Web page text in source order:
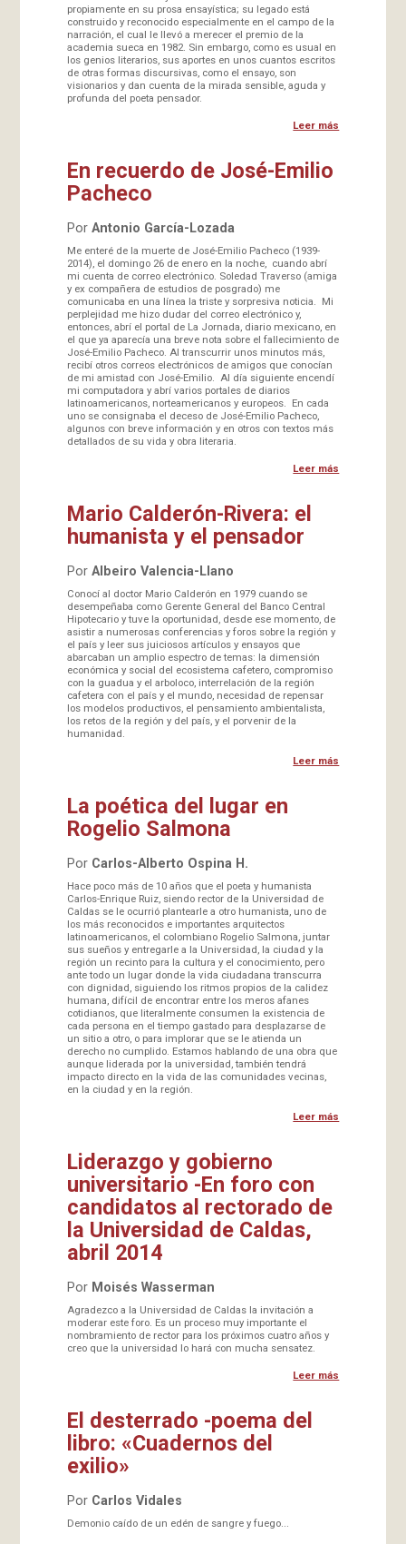
propiamente en su prosa ensayística; su legado está
construido y reconocido especialmente en el campo de la
narración, el cual le llevó a merecer el premio de la
academia sueca en 1982. Sin embargo, como es usual en
los genios literarios, sus aportes en unos cuantos escritos
de otras formas discursivas, como el ensayo, son
visionarios y dan cuenta de la mirada sensible, aguda y
profunda del poeta pensador.
Leer más
En recuerdo de José-Emilio
Pacheco
Por Antonio García-Lozada
Me enteré de la muerte de José-Emilio Pacheco (1939-
2014), el domingo 26 de enero en la noche, cuando abrí
mi cuenta de correo electrónico. Soledad Traverso (amiga
y ex compañera de estudios de posgrado) me
comunicaba en una línea la triste y sorpresiva noticia. Mi
perplejidad me hizo dudar del correo electrónico y,
entonces, abrí el portal de La Jornada, diario mexicano, en
el que ya aparecía una breve nota sobre el fallecimiento de
José-Emilio Pacheco. Al transcurrir unos minutos más,
recibí otros correos electrónicos de amigos que conocían
de mi amistad con José-Emilio. Al día siguiente encendí
mi computadora y abrí varios portales de diarios
latinoamericanos, norteamericanos y europeos. En cada
uno se consignaba el deceso de José-Emilio Pacheco,
algunos con breve información y en otros con textos más
detallados de su vida y obra literaria.
Leer más
Mario Calderón-Rivera: el
humanista y el pensador
Por Albeiro Valencia-Llano
Conocí al doctor Mario Calderón en 1979 cuando se
desempeñaba como Gerente General del Banco Central
Hipotecario y tuve la oportunidad, desde ese momento, de
asistir a numerosas conferencias y foros sobre la región y
el país y leer sus juiciosos artículos y ensayos que
abarcaban un amplio espectro de temas: la dimensión
económica y social del ecosistema cafetero, compromiso
con la guadua y el arboloco, interrelación de la región
cafetera con el país y el mundo, necesidad de repensar
los modelos productivos, el pensamiento ambientalista,
los retos de la región y del país, y el porvenir de la
humanidad.
Leer más
La poética del lugar en
Rogelio Salmona
Por Carlos-Alberto Ospina H.
Hace poco más de 10 años que el poeta y humanista
Carlos-Enrique Ruiz, siendo rector de la Universidad de
Caldas se le ocurrió plantearle a otro humanista, uno de
los más reconocidos e importantes arquitectos
latinoamericanos, el colombiano Rogelio Salmona, juntar
sus sueños y entregarle a la Universidad, la ciudad y la
región un recinto para la cultura y el conocimiento, pero
ante todo un lugar donde la vida ciudadana transcurra
con dignidad, siguiendo los ritmos propios de la calidez
humana, difícil de encontrar entre los meros afanes
cotidianos, que literalmente consumen la existencia de
cada persona en el tiempo gastado para desplazarse de
un sitio a otro, o para implorar que se le atienda un
derecho no cumplido. Estamos hablando de una obra que
aunque liderada por la universidad, también tendrá
impacto directo en la vida de las comunidades vecinas,
en la ciudad y en la región.
Leer más
Liderazgo y gobierno
universitario -En foro con
candidatos al rectorado de
la Universidad de Caldas,
abril 2014
Por Moisés Wasserman
Agradezco a la Universidad de Caldas la invitación a
moderar este foro. Es un proceso muy importante el
nombramiento de rector para los próximos cuatro años y
creo que la universidad lo hará con mucha sensatez.
Leer más
El desterrado -poema del
libro: «Cuadernos del
exilio»
Por Carlos Vidales
Demonio caído de un edén de sangre y fuego...